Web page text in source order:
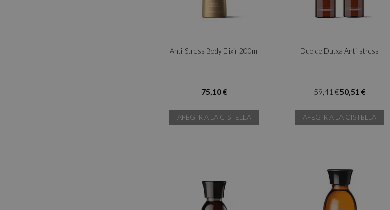
Anti-Stress Body Elixir 200ml
75,10 €
AFEGIR A LA CISTELLA
Duo de Dutxa Anti-stress
50,51 €
59,41 €
AFEGIR A LA CISTELLA